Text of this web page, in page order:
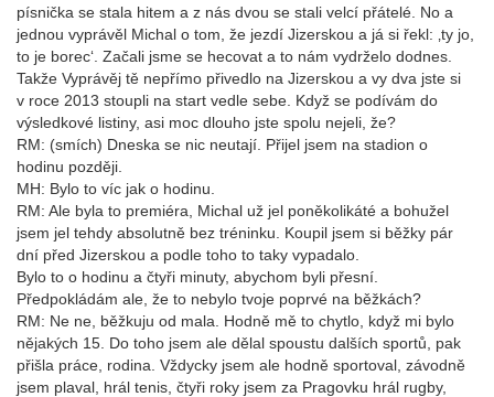
písnička se stala hitem a z nás dvou se stali velcí přátelé. No a
jednou vyprávěl Michal o tom, že jezdí Jizerskou a já si řekl: ‚ty jo,
to je borec‘. Začali jsme se hecovat a to nám vydrželo dodnes.
Takže Vyprávěj tě nepřímo přivedlo na Jizerskou a vy dva jste si
v roce 2013 stoupli na start vedle sebe. Když se podívám do
výsledkové listiny, asi moc dlouho jste spolu nejeli, že?
RM: (smích) Dneska se nic neutají. Přijel jsem na stadion o
hodinu později.
MH: Bylo to víc jak o hodinu.
RM: Ale byla to premiéra, Michal už jel poněkolikáté a bohužel
jsem jel tehdy absolutně bez tréninku. Koupil jsem si běžky pár
dní před Jizerskou a podle toho to taky vypadalo.
Bylo to o hodinu a čtyři minuty, abychom byli přesní.
Předpokládám ale, že to nebylo tvoje poprvé na běžkách?
RM: Ne ne, běžkuju od mala. Hodně mě to chytlo, když mi bylo
nějakých 15. Do toho jsem ale dělal spoustu dalších sportů, pak
přišla práce, rodina. Vždycky jsem ale hodně sportoval, závodně
jsem plaval, hrál tenis, čtyři roky jsem za Pragovku hrál rugby,